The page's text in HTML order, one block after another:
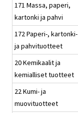
171 Massa, paperi,
kartonki ja pahvi
172 Paperi-, kartonki-
ja pahvituotteet
20 Kemikaalit ja
kemialliset tuotteet
22 Kumi- ja
muovituotteet